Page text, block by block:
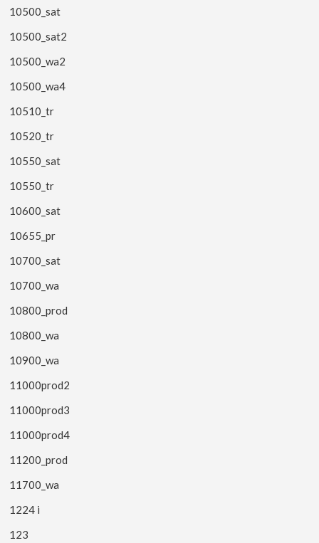
10500_sat
10500_sat2
10500_wa2
10500_wa4
10510_tr
10520_tr
10550_sat
10550_tr
10600_sat
10655_pr
10700_sat
10700_wa
10800_prod
10800_wa
10900_wa
11000prod2
11000prod3
11000prod4
11200_prod
11700_wa
1224 i
123